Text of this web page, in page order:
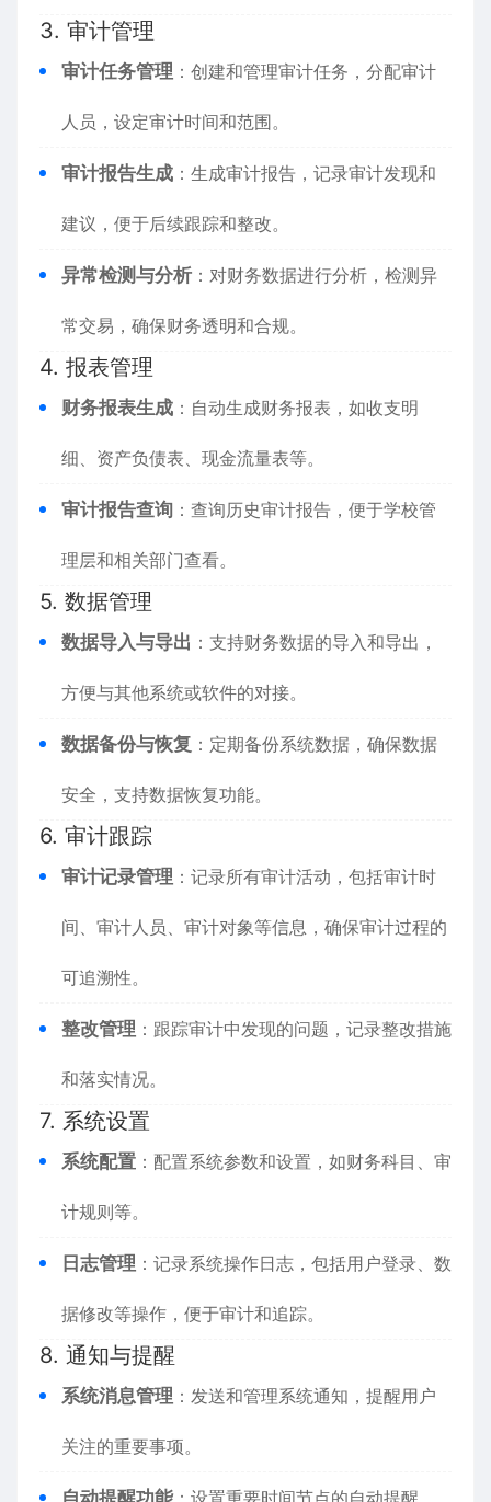
3. 审计管理
审计任务管理 ：创建和管理审计任务，分配审计
人员，设定审计时间和范围。
审计报告生成 ：生成审计报告，记录审计发现和
建议，便于后续跟踪和整改。
异常检测与分析 ：对财务数据进行分析，检测异
常交易，确保财务透明和合规。
4. 报表管理
财务报表生成 ：自动生成财务报表，如收支明
细、资产负债表、现金流量表等。
审计报告查询 ：查询历史审计报告，便于学校管
理层和相关部门查看。
5. 数据管理
数据导入与导出 ：支持财务数据的导入和导出，
方便与其他系统或软件的对接。
数据备份与恢复 ：定期备份系统数据，确保数据
安全，支持数据恢复功能。
6. 审计跟踪
审计记录管理 ：记录所有审计活动，包括审计时
间、审计人员、审计对象等信息，确保审计过程的
可追溯性。
整改管理 ：跟踪审计中发现的问题，记录整改措施
和落实情况。
7. 系统设置
系统配置 ：配置系统参数和设置，如财务科目、审
计规则等。
日志管理 ：记录系统操作日志，包括用户登录、数
据修改等操作，便于审计和追踪。
8. 通知与提醒
系统消息管理 ：发送和管理系统通知，提醒用户
关注的重要事项。
自动提醒功能：设置重要时间节点的自动提醒，